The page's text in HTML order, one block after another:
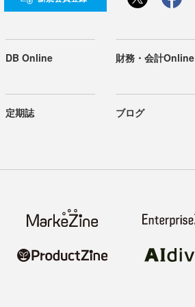
DB Online 財務・会計Online
定期誌 ブログ